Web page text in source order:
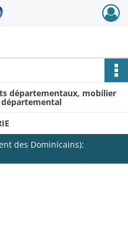
- Colmar
départementaux, mobilier
des Dominicains):